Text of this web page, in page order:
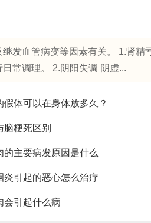
发血管病变等因素有关。 1.肾精
常调理。 2.阴阳失调 阴虚...
假体可以在身体放多久？
脑梗死区别
的主要病发原因是什么
炎引起的恶心怎么治疗
会引起什么病